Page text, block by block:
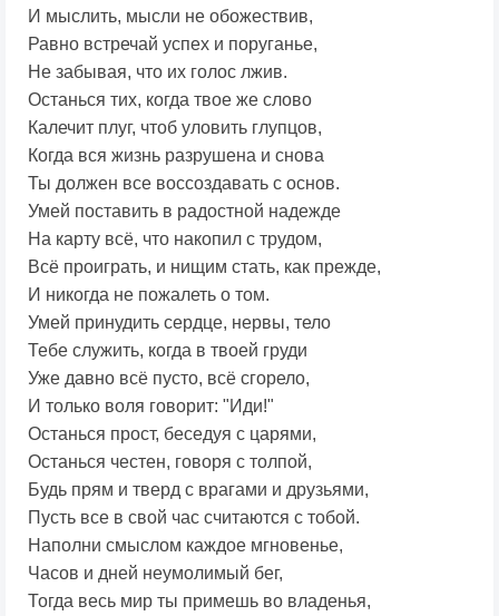
И мыслить, мысли не обожествив,
Равно встречай успех и поруганье,
Не забывая, что их голос лжив.
Останься тих, когда твое же слово
Калечит плуг, чтоб уловить глупцов,
Когда вся жизнь разрушена и снова
Ты должен все воссоздавать с основ.
Умей поставить в радостной надежде
На карту всё, что накопил с трудом,
Всё проиграть, и нищим стать, как прежде,
И никогда не пожалеть о том.
Умей принудить сердце, нервы, тело
Тебе служить, когда в твоей груди
Уже давно всё пусто, всё сгорело,
И только воля говорит: "Иди!"
Останься прост, беседуя с царями,
Останься честен, говоря с толпой,
Будь прям и тверд с врагами и друзьями,
Пусть все в свой час считаются с тобой.
Наполни смыслом каждое мгновенье,
Часов и дней неумолимый бег,
Тогда весь мир ты примешь во владенья,